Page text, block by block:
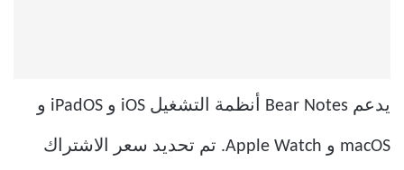
يدعم Bear Notes أنظمة التشغيل iOS و iPadOS و
macOS و Apple Watch. تم تحديد سعر الاشتراك